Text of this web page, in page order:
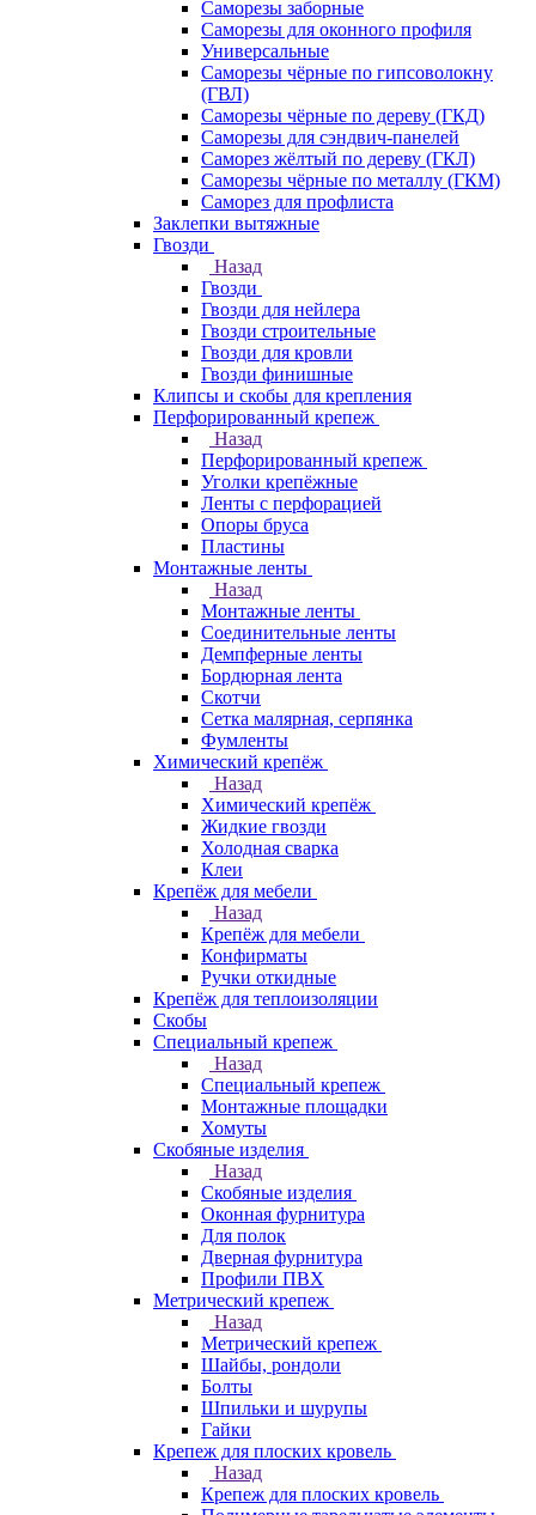
Саморезы заборные
Саморезы для оконного профиля
Универсальные
Саморезы чёрные по гипсоволокну
(ГВЛ)
Саморезы чёрные по дереву (ГКД)
Саморезы для сэндвич-панелей
Саморез жёлтый по дереву (ГКЛ)
Саморезы чёрные по металлу (ГКМ)
Саморез для профлиста
Заклепки вытяжные
Гвозди
Назад
Гвозди
Гвозди для нейлера
Гвозди строительные
Гвозди для кровли
Гвозди финишные
Клипсы и скобы для крепления
Перфорированный крепеж
Назад
Перфорированный крепеж
Уголки крепёжные
Ленты с перфорацией
Опоры бруса
Пластины
Монтажные ленты
Назад
Монтажные ленты
Соединительные ленты
Демпферные ленты
Бордюрная лента
Скотчи
Сетка малярная, серпянка
Фумленты
Химический крепёж
Назад
Химический крепёж
Жидкие гвозди
Холодная сварка
Клеи
Крепёж для мебели
Назад
Крепёж для мебели
Конфирматы
Ручки откидные
Крепёж для теплоизоляции
Скобы
Специальный крепеж
Назад
Специальный крепеж
Монтажные площадки
Хомуты
Скобяные изделия
Назад
Скобяные изделия
Оконная фурнитура
Для полок
Дверная фурнитура
Профили ПВХ
Метрический крепеж
Назад
Метрический крепеж
Шайбы, рондоли
Болты
Шпильки и шурупы
Гайки
Крепеж для плоских кровель
Назад
Крепеж для плоских кровель